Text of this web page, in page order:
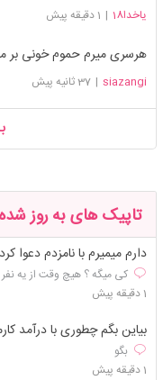
یاخدا18 | 1 دقیقه پیش
هرسری میرم حموم خونی بر
siazangi
| 37 ثانیه پیش
تاپیک های به روز شده
دارم میمیرم با نامزدم دعوا
کی میگه ؟ هیچ وقت از یه
1 دقیقه پیش
بیاین بگم چطوری با درآمد
بگو
1 دقیقه پیش